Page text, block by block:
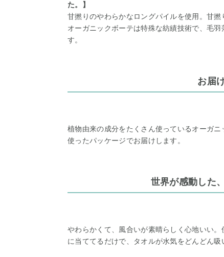
た。】
甘撚りのやわらかなロングパイルを使用。甘
オーガニックボーテは特殊な紡績技術で、毛
す。
お届
植物由来の成分をたくさん使っているオーガ
使ったパッケージでお届けします。
世界が感動した
やわらかくて、風合いが素晴らしく心地いい
に当ててるだけで、タオルが水気をどんどん吸